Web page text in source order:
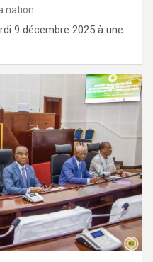
nation
9 décembre 2025 à une